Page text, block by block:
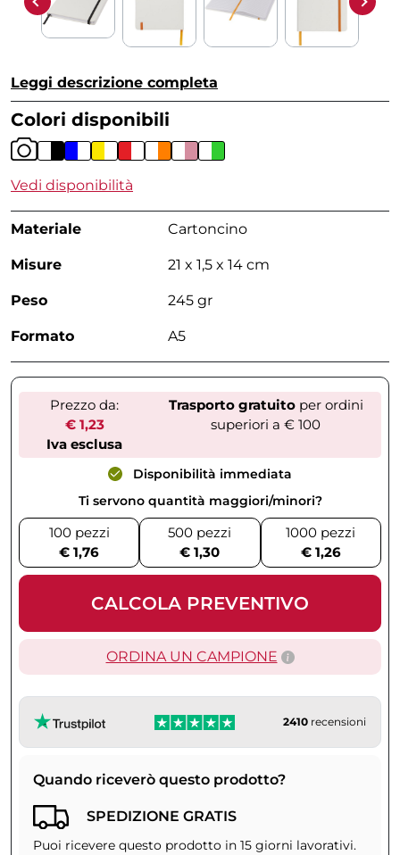
Leggi descrizione completa
Colori disponibili
Vedi disponibilità
Materiale Cartoncino
Misure 21 x 1,5 x 14 cm
Peso 245 gr
Formato A5
Prezzo da:
€ 1,23
Iva esclusa
Trasporto gratuitoper ordini
superiori a € 100
Disponibilità immediata
Ti servono quantità maggiori/minori?
100 pezzi
€ 1,76
500 pezzi
€ 1,30
1000 pezzi
€ 1,26
CALCOLA PREVENTIVO
ORDINA UN CAMPIONE
2410 recensioni
Quando riceverò questo prodotto?
SPEDIZIONE GRATIS
Puoi ricevere questo prodotto in 15 giorni lavorativi.